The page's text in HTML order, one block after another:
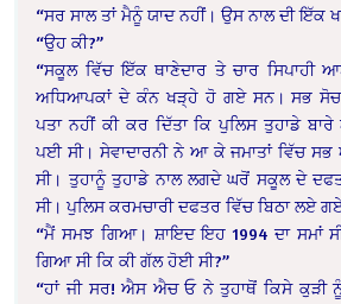
“ਸਰ ਸਾਲ ਤਾਂ ਮੈਨੂੰ ਯਾਦ ਨਹੀਂ। ਉਸ ਨਾਲ ਦੀ ਇੱਕ
“ਉਹ ਕੀ?”
“ਸਕੂਲ ਵਿੱਚ ਇੱਕ ਥਾਣੇਦਾਰ ਤੇ ਚਾਰ ਸਿਪਾਹੀ
ਅਧਿਆਪਕਾਂ ਦੇ ਕੰਨ ਖੜ੍ਹੇ ਹੋ ਗਏ ਸਨ। ਸਭ
ਪਤਾ ਨਹੀਂ ਕੀ ਕਰ ਦਿੱਤਾ ਕਿ ਪੁਲਿਸ ਤੁਹਾਡੇ
ਪਈ ਸੀ। ਸੇਵਾਦਾਰਨੀ ਨੇ ਆ ਕੇ ਜਮਾਤਾਂ ਵਿੱਚ
ਸੀ। ਤੁਹਾਨੂੰ ਤੁਹਾਡੇ ਨਾਲ ਲਗਦੇ ਘਰੋਂ ਸਕੂਲ ਦੇ
ਸੀ। ਪੁਲਿਸ ਕਰਮਚਾਰੀ ਦਫਤਰ ਵਿੱਚ ਬਿਠਾ ਲਏ
“ਮੈਂ ਸਮਝ ਗਿਆ। ਸ਼ਾਇਦ ਇਹ 1994 ਦਾ ਸਮਾਂ
ਗਿਆ ਸੀ ਕਿ ਕੀ ਗੱਲ ਹੋਈ ਸੀ?”
“ਹਾਂ ਜੀ ਸਰ! ਐਸ ਐਚ ਓ ਨੇ ਤੁਹਾਥੋਂ ਕਿਸੇ ਕੁੜੀ